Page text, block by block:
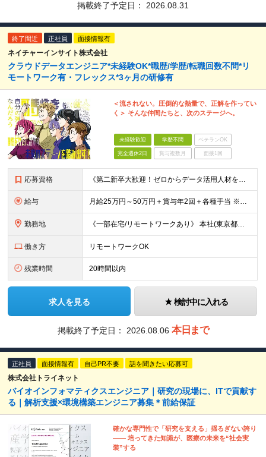
掲載終了予定日： 2026.08.31
終了間近 正社員 面接情報有
ネイチャーインサイト株式会社
クラウドデータエンジニア*未経験OK*職歴/学歴/転職回数不問*リ
モートワーク有・フレックス*3ヶ月の研修有
＜流されない。圧倒的な熱量で、正解を作ってい
く＞ そんな仲間たちと、次のステージへ。
未経験歓迎 学歴不問 ベテランOK
完全週休2日 賞与複数月 面接1回
応募資格 《第二新卒大歓迎！ゼロからデータ活用人材を目指せる！》 ★前職の雇用形態不問 ★学歴不問 ★IT業界経験者の方も大歓迎 (将来につながる、即戦力となれる業務をお任せします) ＜こんなメンバーが活躍し
給与 月給25万円～50万円＋賞与年2回＋各種手当 ※経験・スキルを考慮して決定します ※上記金額には固定残業代（月40時間分/60,000円～150,000円）を含み、超過分は別途全額支給します ※固定
勤務地 《一部在宅/リモートワークあり》 本社(東京都千代田区)、または週1～2回都内近郊（九段下、半蔵門、恵比寿、大崎、川崎、海浜幕張）の客先勤務となります。 《本社》東京都千代田区外神田1-16-8 G
働き方 リモートワークOK
残業時間 20時間以内
求人を見る 検討中に入れる
掲載終了予定日： 2026.08.06 本日まで
正社員 面接情報有 自己PR不要 話を聞きたい応募可
株式会社トライネット
バイオインフォマティクスエンジニア｜研究の現場に、ITで貢献す
る｜解析支援×環境構築エンジニア募集＊前給保証
確かな専門性で「研究を支える」揺るぎない誇り
―― 培ってきた知識が、医療の未来を“社会実
装”する